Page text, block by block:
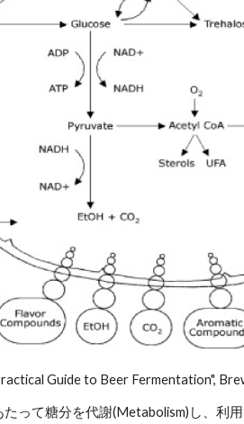
Guide to Beer Fermentation",
って糖分を代謝(Metabolism)し、利